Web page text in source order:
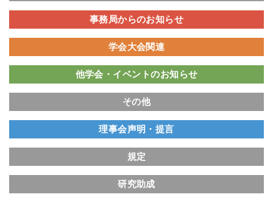
事務局からのお知らせ
学会大会関連
他学会・イベントのお知らせ
その他
理事会声明・提言
規定
研究助成